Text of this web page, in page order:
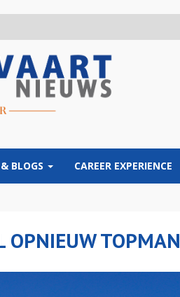
BLOGS CAREER EXPERIENCE
OPNIEUW